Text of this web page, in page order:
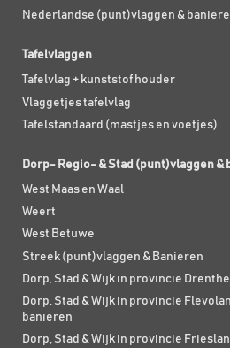
Nederlandse (punt)vlaggen &
Tafelvlaggen
Tafelvlag + kunststof houder
Vlaggetjes tafelvlag
Tafelstandaard (mastjes en voetjes)
Dorp- Regio- & Stad (punt)vlaggen &
West Maas en Waal
Weert
West Betuwe
Streek (punt)vlaggen & Banieren
Dorp, Stad & Wijk in provincie
Dorp, Stad & Wijk in provincie
banieren
Dorp, Stad & Wijk in provincie